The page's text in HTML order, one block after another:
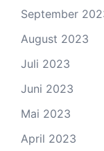
September
August 2023
Juli 2023
Juni 2023
Mai 2023
April 2023